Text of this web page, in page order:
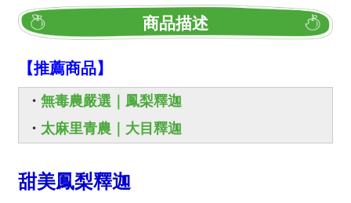
商品描述
【推薦商品】
・ 無毒農嚴選｜鳳梨釋迦
・ 太麻里青農｜大目釋迦
甜美鳳梨釋迦